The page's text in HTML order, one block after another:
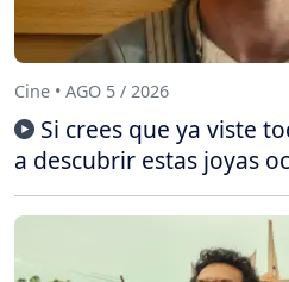
Cine • AGO 5 / 2026
Si crees que ya viste
a descubrir estas joyas